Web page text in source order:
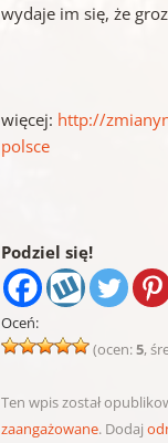
wydaje im się, że
więcej: http://
polsce
Podziel się!
Oceń:
(ocen:5,
Ten wpis został
zaangażowane. Dodaj